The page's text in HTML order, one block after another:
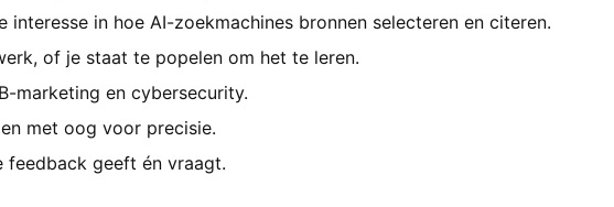
interesse in hoe AI-zoekmachines bronnen selecteren en citeren.
of je staat te popelen om het te leren.
marketing en cybersecurity.
met oog voor precisie.
feedback geeft én vraagt.